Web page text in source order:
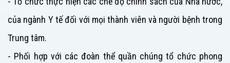
của ngành Y tế đối với mọi thành viên và người bệnh trong
Trung tâm.
- Phối hợp với các đoàn thể quần chúng tổ chức phong